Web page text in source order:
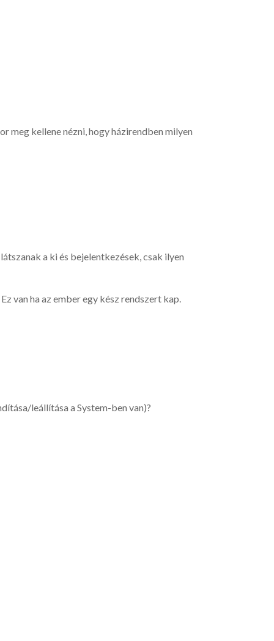
meg kellene nézni, hogy házirendben milyen
a ki és bejelentkezések, csak ilyen
van ha az ember egy kész rendszert kap.
leállítása a System-ben van)?